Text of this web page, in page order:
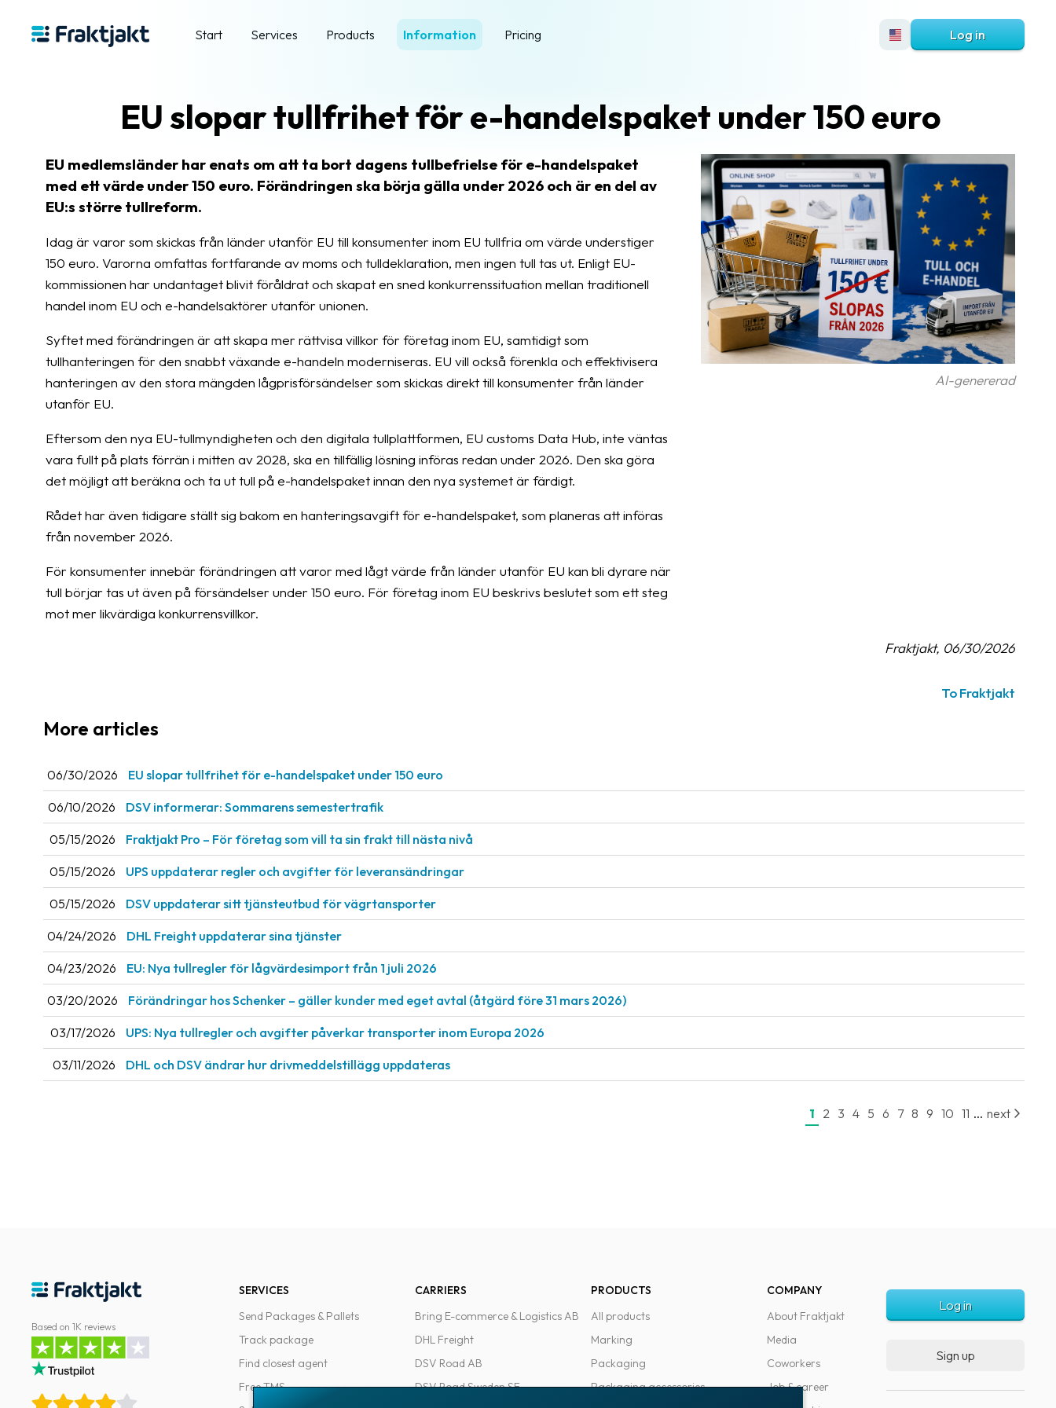
Start Services Products Information Pricing Log in
EU slopar tullfrihet för e-handelspaket under 150 euro
AI-genererad
EU medlemsländer har enats om att ta bort dagens tullbefrielse för e-handelspaket
med ett värde under 150 euro. Förändringen ska börja gälla under 2026 och är en del av
EU:s större tullreform.
Idag är varor som skickas från länder utanför EU till konsumenter inom EU tullfria om värde understiger
150 euro. Varorna omfattas fortfarande av moms och tulldeklaration, men ingen tull tas ut. Enligt EU-
kommissionen har undantaget blivit föråldrat och skapat en sned konkurrenssituation mellan traditionell
handel inom EU och e-handelsaktörer utanför unionen.
Syftet med förändringen är att skapa mer rättvisa villkor för företag inom EU, samtidigt som
tullhanteringen för den snabbt växande e-handeln moderniseras. EU vill också förenkla och effektivisera
hanteringen av den stora mängden lågprisförsändelser som skickas direkt till konsumenter från länder
utanför EU.
Eftersom den nya EU-tullmyndigheten och den digitala tullplattformen, EU customs Data Hub, inte väntas
vara fullt på plats förrän i mitten av 2028, ska en tillfällig lösning införas redan under 2026. Den ska göra
det möjligt att beräkna och ta ut tull på e-handelspaket innan den nya systemet är färdigt.
Rådet har även tidigare ställt sig bakom en hanteringsavgift för e-handelspaket, som planeras att införas
från november 2026.
För konsumenter innebär förändringen att varor med lågt värde från länder utanför EU kan bli dyrare när
tull börjar tas ut även på försändelser under 150 euro. För företag inom EU beskrivs beslutet som ett steg
mot mer likvärdiga konkurrensvillkor.
Fraktjakt, 06/30/2026
To Fraktjakt
More articles
06/30/2026 EU slopar tullfrihet för e-handelspaket under 150 euro
06/10/2026 DSV informerar: Sommarens semestertrafik
05/15/2026 Fraktjakt Pro – För företag som vill ta sin frakt till nästa nivå
05/15/2026 UPS uppdaterar regler och avgifter för leveransändringar
05/15/2026 DSV uppdaterar sitt tjänsteutbud för vägrtansporter
04/24/2026 DHL Freight uppdaterar sina tjänster
04/23/2026 EU: Nya tullregler för låg­värdesimport från 1 juli 2026
03/20/2026 Förändringar hos Schenker – gäller kunder med eget avtal (åtgärd före 31 mars 2026)
03/17/2026 UPS: Nya tullregler och avgifter påverkar transporter inom Europa 2026
03/11/2026 DHL och DSV ändrar hur drivmeddelstillägg uppdateras
1 2 3 4 5 6 7 8 9 10 11 ... next
Based on 1K reviews
SERVICES
Send Packages & Pallets
Track package
Find closest agent
Free TMS
CARRIERS
Bring E-commerce & Logistics AB
DHL Freight
DSV Road AB
DSV Road Sweden SE
PRODUCTS
All products
Marking
Packaging
Packaging accessories
COMPANY
About Fraktjakt
Media
Coworkers
Job & career
Log in
Sign up